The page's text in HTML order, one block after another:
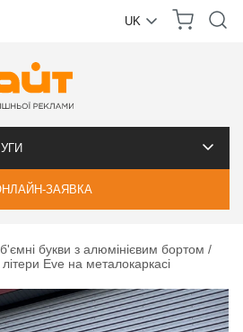
UK
ЗАЯВКА
букви з алюмінієвим бортом
Eve на металокаркасі